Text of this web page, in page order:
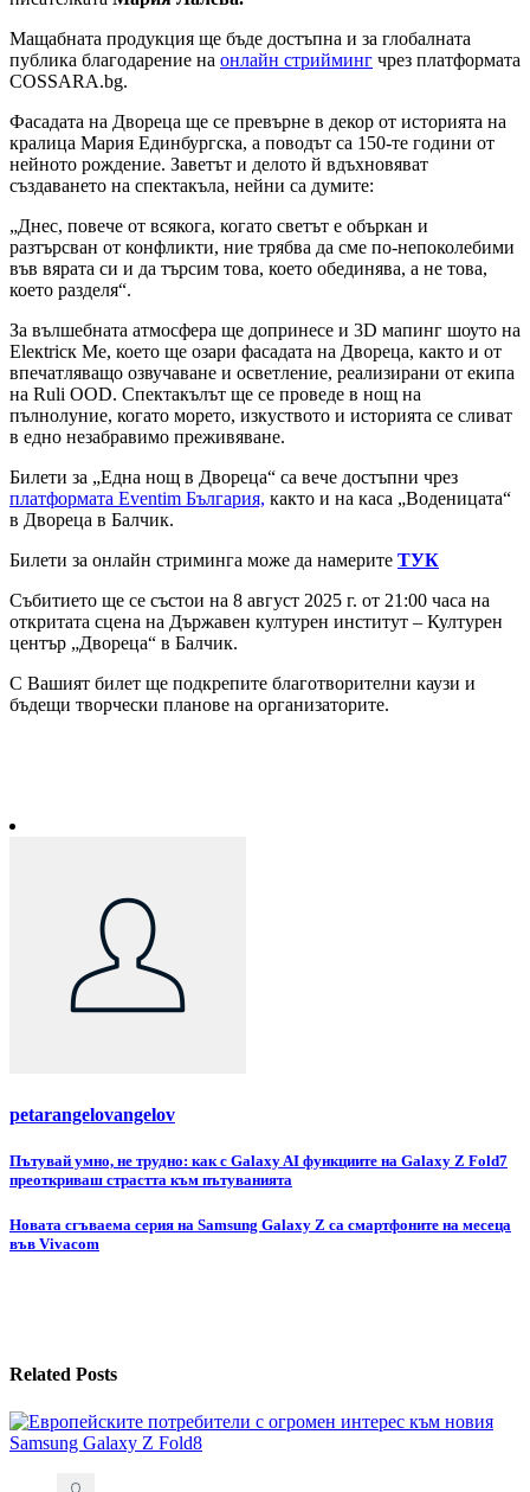
Мащабната продукция ще бъде достъпна и за глобалната
публика благодарение на онлайн стрийминг чрез платформата
COSSARA.bg.
Фасадата на Двореца ще се превърне в декор от историята на
кралица Мария Единбургска, а поводът са 150-те години от
нейното рождение. Заветът и делото й вдъхновяват
създаването на спектакъла, нейни са думите:
„Днес, повече от всякога, когато светът е объркан и
разтърсван от конфликти, ние трябва да сме по-непоколебими
във вярата си и да търсим това, което обединява, а не това,
което разделя“.
За вълшебната атмосфера ще допринесе и 3D мапинг шоуто на
Eleкtricк Mе, което ще озари фасадата на Двореца, както и от
впечатляващо озвучаване и осветление, реализирани от екипа
на Ruli OOD. Спектакълът ще се проведе в нощ на
пълнолуние, когато морето, изкуството и историята се сливат
в едно незабравимо преживяване.
Билети за „Една нощ в Двореца“ са вече достъпни чрез
платформата Eventim България, както и на каса „Воденицата“
в Двореца в Балчик.
Билети за онлайн стриминга може да намерите ТУК
Събитието ще се състои на 8 август 2025 г. от 21:00 часа на
откритата сцена на Държавен културен институт – Културен
център „Двореца“ в Балчик.
С Вашият билет ще подкрепите благотворителни каузи и
бъдещи творчески планове на организаторите.
petarangelovangelov
Навигация
Пътувай умно, не трудно: как с Galaxy AI функциите на Galaxy Z Fold7
преоткриваш страстта към пътуванията
Новата сгъваема серия на Samsung Galaxy Z са смартфоните на месеца
във Vivacom
Related Posts